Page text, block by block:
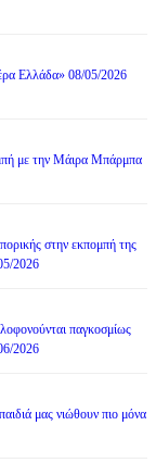
Ελλάδα» 08/05/2026
με την Μάιρα Mπάρμπα
στην εκπομπή της
2026
παγκοσμίως
2026
μας νιώθουν πιο μόνα